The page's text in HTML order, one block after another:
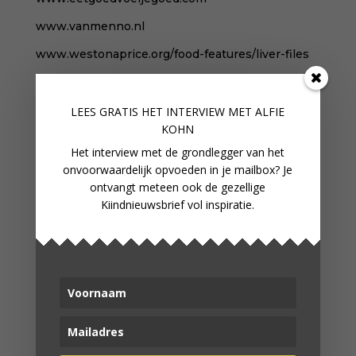
www.vanmenno.nl
www.westonaprice.org/food-features/liver-files
BOEKENTIPS
Jagen, verzamelen, opvoeden | Michealeen
Temperamentvolle kinderen | Eva Bronsveld
LEES GRATIS HET INTERVIEW MET ALFIE
KOHN
Het interview met de grondlegger van het
onvoorwaardelijk opvoeden in je mailbox? Je
ontvangt meteen ook de gezellige
Kiindnieuwsbrief vol inspiratie.